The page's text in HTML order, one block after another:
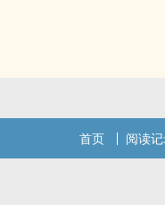
.
.
首页 阅读